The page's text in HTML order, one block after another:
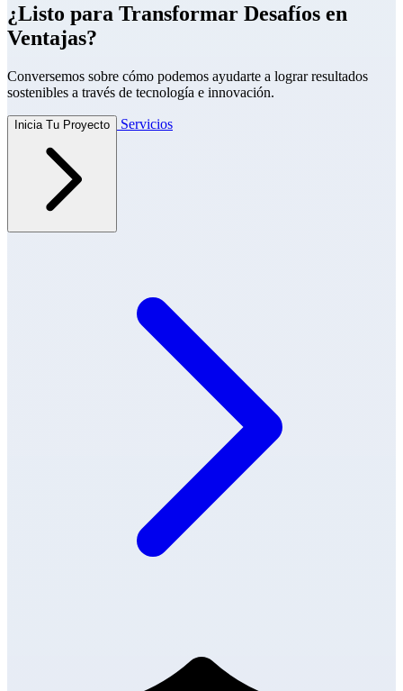
¿Listo para Transformar Desafíos en
Ventajas?
Conversemos sobre cómo podemos ayudarte a lograr resultados
sostenibles a través de tecnología e innovación.
Inicia Tu Proyecto Servicios